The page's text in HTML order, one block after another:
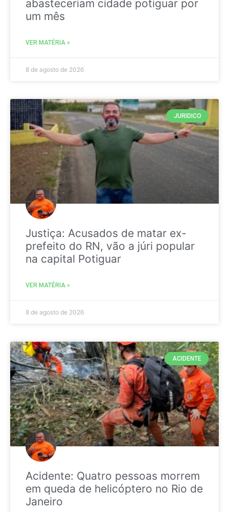
abasteceriam cidade potiguar por
um mês
VER MATÉRIA »
8 de agosto de 2026
JURIDICO
Justiça: Acusados de matar ex-
prefeito do RN, vão a júri popular
na capital Potiguar
VER MATÉRIA »
8 de agosto de 2026
ACIDENTE
Acidente: Quatro pessoas morrem
em queda de helicóptero no Rio de
Janeiro